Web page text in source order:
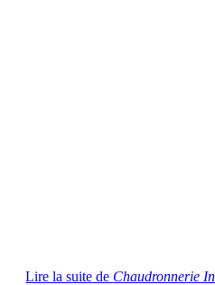
Lire la suite de Chaudronnerie